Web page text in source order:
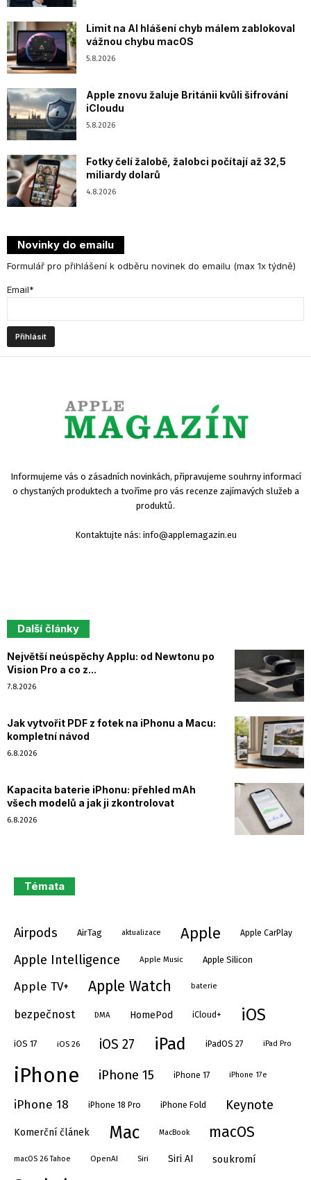
Limit na AI hlášení chyb málem zablokoval
vážnou chybu macOS
5.8.2026
Apple znovu žaluje Británii kvůli šifrování
iCloudu
5.8.2026
Fotky čelí žalobě, žalobci počítají až 32,5
miliardy dolarů
4.8.2026
Novinky do emailu
Formulář pro přihlášení k odběru novinek do emailu (max 1x týdně)
Email*
Informujeme vás o zásadních novinkách, připravujeme souhrny informací
o chystaných produktech a tvoříme pro vás recenze zajímavých služeb a
produktů.
Kontaktujte nás: info@applemagazin.eu
Další články
Největší neúspěchy Applu: od Newtonu po
Vision Pro a co z...
7.8.2026
Jak vytvořit PDF z fotek na iPhonu a Macu:
kompletní návod
6.8.2026
Kapacita baterie iPhonu: přehled mAh
všech modelů a jak ji zkontrolovat
6.8.2026
Témata
Airpods AirTag aktualizace Apple Apple CarPlay
Apple Intelligence Apple Music Apple Silicon
Apple TV+ Apple Watch baterie
bezpečnost DMA HomePod iCloud+ iOS
iOS 17 iOS 26 iOS 27 iPad iPadOS 27 iPad Pro
iPhone iPhone 15 iPhone 17 iPhone 17e
iPhone 18 iPhone 18 Pro iPhone Fold Keynote
Komerční článek Mac MacBook macOS
macOS 26 Tahoe OpenAI Siri Siri AI soukromí